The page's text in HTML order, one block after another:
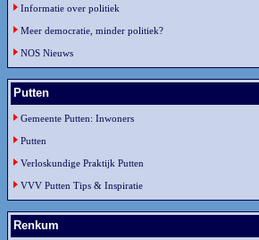
Informatie over politiek
Meer democratie, minder politiek?
NOS Nieuws
Putten
Gemeente Putten: Inwoners
Putten
Verloskundige Praktijk Putten
VVV Putten Tips & Inspiratie
Renkum